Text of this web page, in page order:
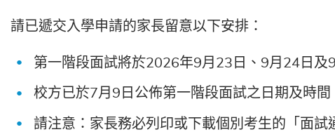
請已遞交入學申請的家長留意以下安排：
第一階段面試將於2026年9月23日、9月24日及
校方已於7月9日公佈第一階段面試之日期及時
請注意：家長務必列印或下載個別考生的「面